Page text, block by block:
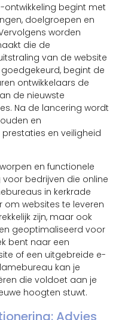
ontwikkeling begint met
doelgroepen en
worden
die de
van de website
begint de
ontwikkelaars de
de nieuwste
Na de lancering wordt
en
en veiligheid
en functionele
bedrijven die online
in kerkrade
om websites te leveren
zijn, maar ook
geoptimaliseerd voor
bent naar een
of een uitgebreide e-
kan je
die voldoet aan je
hoogten stuwt.
Advies